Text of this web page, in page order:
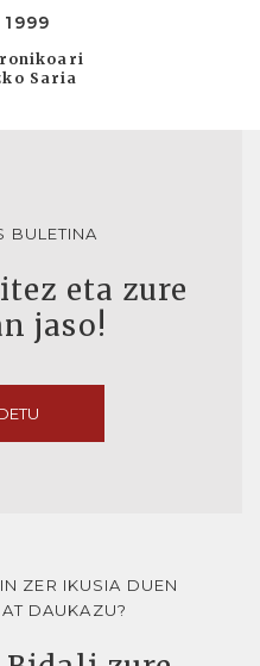
1999
Saria
BULETINA
eta zure
jaso!
ZER IKUSIA DUEN
DAUKAZU?